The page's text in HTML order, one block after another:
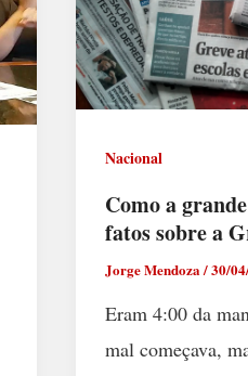
Nacional
Como a
fatos sobre a
Jorge Mendoza/30/
Eram 4:00 da
mal começava,